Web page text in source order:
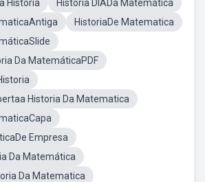
Historia
História DIADa Matemática
HistoriaDe Matematica
Da MatemáticaPDF
Historia Da Matematica
Empresa
Da Matemática
Da Matematica